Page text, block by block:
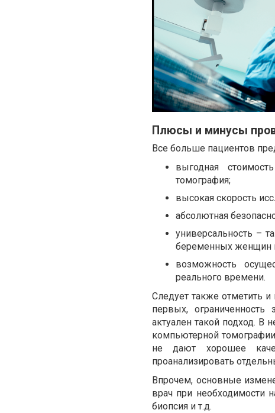
Плюсы и минусы
Все больше пациентов
выгодная
томография;
высокая скорость
абсолютная
универсальность –
беременных женщин
возможность
реального времени.
Следует также отметить и
первых,
актуален такой подход. В
компьютерной
не дают хорошее
проанализировать
Впрочем, основные
врач при необходимости
биопсия и т.д.